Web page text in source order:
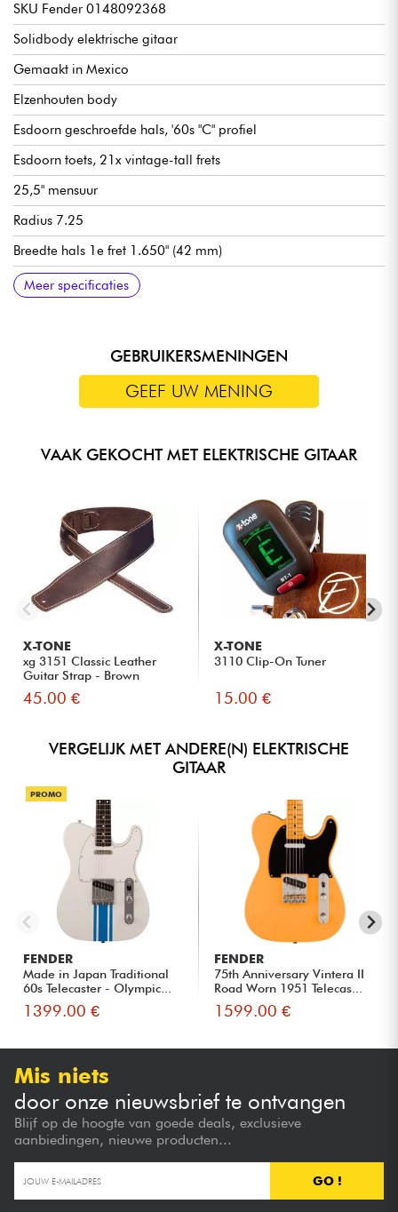
SKU Fender 0148092368
Solidbody elektrische gitaar
Gemaakt in Mexico
Elzenhouten body
Esdoorn geschroefde hals, '60s "C" profiel
Esdoorn toets, 21x vintage-tall frets
25,5" mensuur
Radius 7.25
Breedte hals 1e fret 1.650" (42 mm)
Breedte hals 55,88 mm
Fender Vintage-Style '60 enkelspoels microfoon
Algemeen volume
Toon
Pickupschakelaar met 3x positie
Fender Vintage Vintage-Style Tele® met 3 bruggen en stalen
zadels met sleuven
Fender Vintage stemmechanieken
Hoogglans nitrocellulose afwerking
Wordt geleverd met Fender Deluxe Gigbag
Meer specificaties
GEBRUIKERSMENINGEN
GEEF UW MENING
VAAK GEKOCHT MET ELEKTRISCHE GITAAR
X-TONE
xg 3151 Classic Leather
Guitar Strap - Brown
45.00 €
X-TONE
3110 Clip-On Tuner
15.00 €
VERGELIJK MET ANDERE(N) ELEKTRISCHE
GITAAR
PROMO
FENDER
Made in Japan Traditional
60s Telecaster - Olympic...
1399.00 €
FENDER
75th Anniversary Vintera II
Road Worn 1951 Telecas...
1599.00 €
Mis niets
door onze nieuwsbrief te ontvangen
Blijf op de hoogte van goede deals, exclusieve
aanbiedingen, nieuwe producten...
GO !